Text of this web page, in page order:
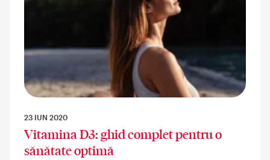
23 IUN 2020
Vitamina D3: ghid complet pentru o
sănătate optimă